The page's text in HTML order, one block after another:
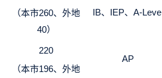
（本市260、外地
40）
IB、IEP、A-
220
（本市196、外地
AP